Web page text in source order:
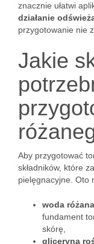
znacznie ułatwi
działanie
przygotowanie nie
Jakie
Aby przygotować
składników, które
pielęgnacyjne. Oto
woda różana
fundament
skórę,
gliceryna